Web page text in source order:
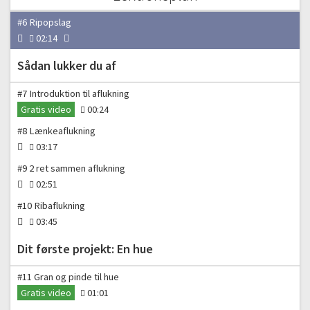
#6 Ripopslag
02:14
Sådan lukker du af
#7 Introduktion til aflukning
Gratis video
00:24
#8 Lænkeaflukning
03:17
#9 2 ret sammen aflukning
02:51
#10 Ribaflukning
03:45
Dit første projekt: En hue
#11 Gran og pinde til hue
Gratis video
01:01